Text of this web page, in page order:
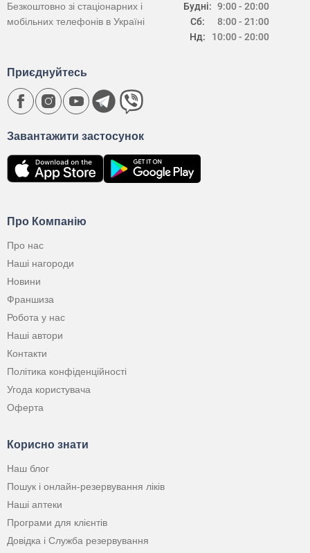
Будні:
Сб:
Нд:
9:00 - 20:00
8:00 - 21:00
10:00 - 20:00
Безкоштовно зі стаціонарних і
мобільних телефонів в Україні
Про Компанію
Про нас
Наші нагороди
Новини
Франшиза
Робота у нас
Наші автори
Контакти
Політика конфіденційності
Угода користувача
Оферта
Корисно знати
Наш блог
Пошук і онлайн-резервування ліків
Наші аптеки
Програми для клієнтів
Довідка і Служба резервування
Завантажити застосунок
Приєднуйтесь